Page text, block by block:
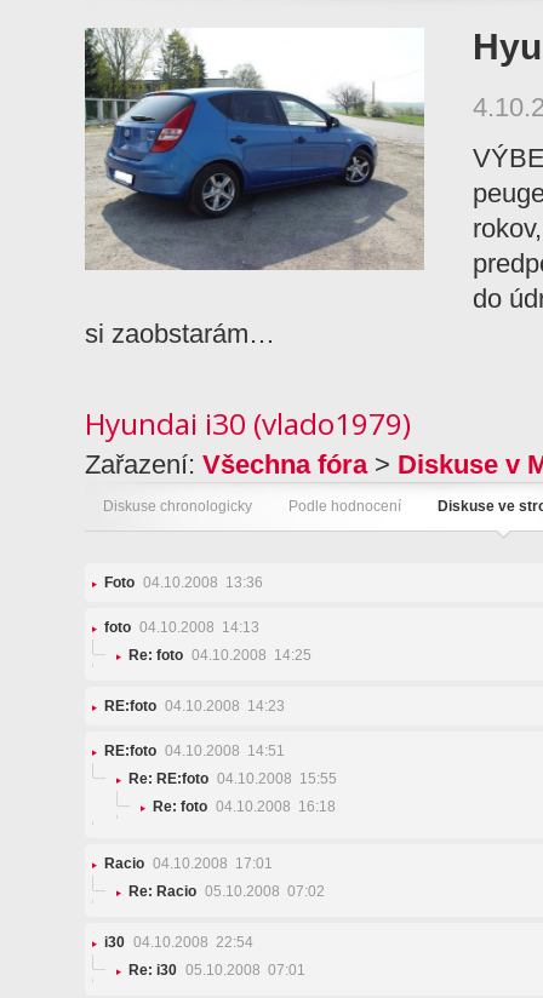
do
si zaobstarám…
Hyundai i30 (vlado1979)
Zařazení: Všechna fóra> Diskuse v
Diskuse chronologicky Podle hodnocení Diskuse ve
Foto 04.10.2008 13:36
foto 04.10.2008 14:13
Re: foto 04.10.2008 14:25
RE:foto 04.10.2008 14:23
RE:foto 04.10.2008 14:51
Re: RE:foto 04.10.2008 15:55
Re: foto 04.10.2008 16:18
Racio 04.10.2008 17:01
Re: Racio 05.10.2008 07:02
i30 04.10.2008 22:54
Re: i30 05.10.2008 07:01